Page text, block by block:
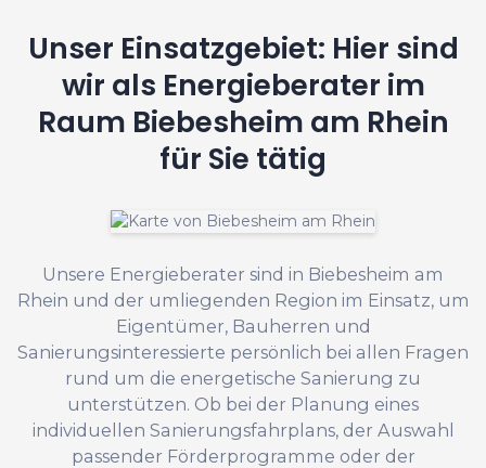
Unser Einsatzgebiet: Hier sind
wir als Energieberater im
Raum Biebesheim am Rhein
für Sie tätig
Unsere Energieberater sind in Biebesheim am
Rhein und der umliegenden Region im Einsatz, um
Eigentümer, Bauherren und
Sanierungsinteressierte persönlich bei allen Fragen
rund um die energetische Sanierung zu
unterstützen. Ob bei der Planung eines
individuellen Sanierungsfahrplans, der Auswahl
passender Förderprogramme oder der